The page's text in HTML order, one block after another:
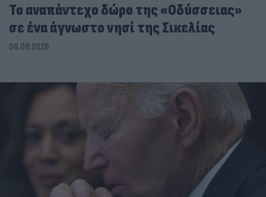
To αναπάντεχο δώρο της «Οδύσσειας»
σε ένα άγνωστο νησί της Σικελίας
08.08.2026